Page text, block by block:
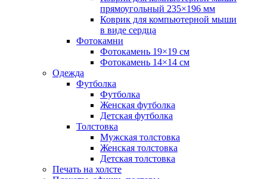
прямоугольный 235×196 мм
Коврик для компьютерной мыши
в виде сердца
Фотокамни
Фотокамень 19×19 см
Фотокамень 14×14 см
Одежда
Футболка
Футболка
Женская футболка
Детская футболка
Толстовка
Мужская толстовка
Женская толстовка
Детская толстовка
Печать на холсте